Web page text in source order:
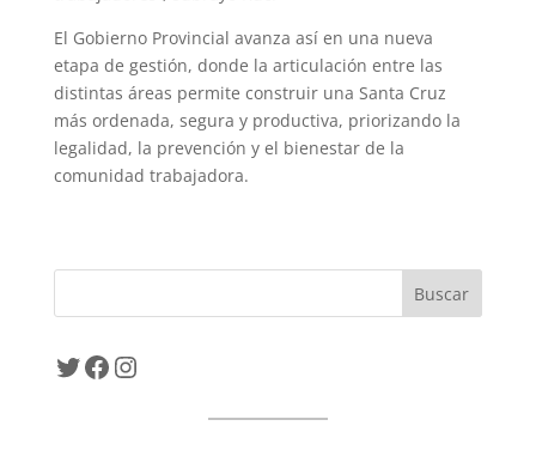
El Gobierno Provincial avanza así en una nueva
etapa de gestión, donde la articulación entre las
distintas áreas permite construir una Santa Cruz
más ordenada, segura y productiva, priorizando la
legalidad, la prevención y el bienestar de la
comunidad trabajadora.
Twitter
Facebook
Instagram